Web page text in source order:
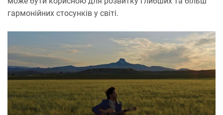
гармонійних стосунків у світі.